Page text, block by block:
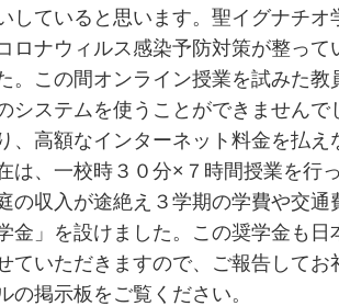
していると思います。聖イグナチオ
ロナウィルス感染予防対策が整って
。この間オンライン授業を試みた教
システムを使うことができませんで
、高額なインターネット料金を払え
は、一校時３０分×７時間授業を行
の収入が途絶え３学期の学費や交通
金」を設けました。この奨学金も日
ていただきますので、ご報告してお
掲示板をご覧ください。